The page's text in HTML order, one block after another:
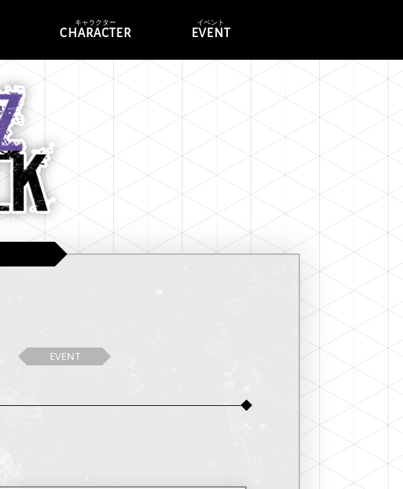
キャラクター
CHARACTER
イベント
EVENT
EVENT